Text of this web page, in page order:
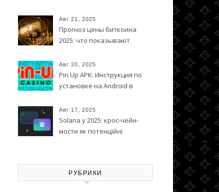
Авг 21, 2025
Прогноз цены биткоина
2025: что показывают
Авг 20, 2025
Pin Up APK: Инструкция по
установке на Android в
Авг 17, 2025
Solana у 2025: крос-чейн-
мости як потенційні
РУБРИКИ